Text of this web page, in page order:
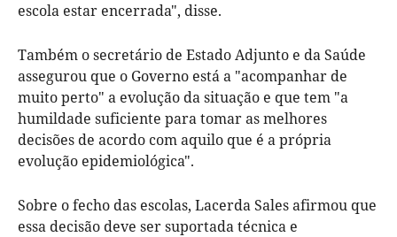
escola estar encerrada", disse.
Também o secretário de Estado Adjunto e da Saúde
assegurou que o Governo está a "acompanhar de
muito perto" a evolução da situação e que tem "a
humildade suficiente para tomar as melhores
decisões de acordo com aquilo que é a própria
evolução epidemiológica".
Sobre o fecho das escolas, Lacerda Sales afirmou que
essa decisão deve ser suportada técnica e